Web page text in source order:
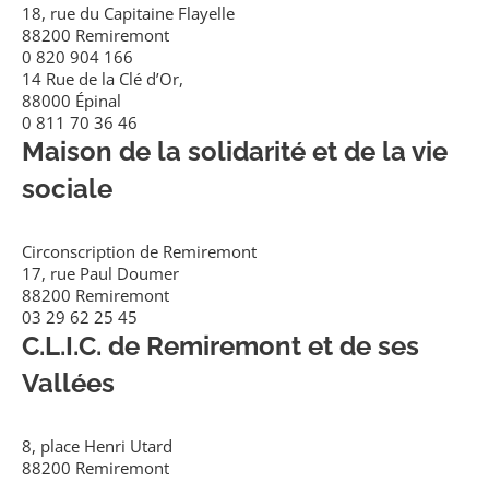
18, rue du Capitaine Flayelle
88200 Remiremont
0 820 904 166
14 Rue de la Clé d’Or,
88000 Épinal
0 811 70 36 46
Maison de la solidarité et de la vie
sociale
Circonscription de Remiremont
17, rue Paul Doumer
88200 Remiremont
03 29 62 25 45
C.L.I.C. de Remiremont et de ses
Vallées
8, place Henri Utard
88200 Remiremont